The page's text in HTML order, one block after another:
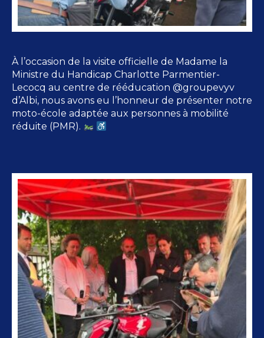
À l’occasion de la visite officielle de Madame la
Ministre du Handicap Charlotte Parmentier-
Lecocq au centre de rééducation @groupevyv
d’Albi, nous avons eu l’honneur de présenter notre
moto-école adaptée aux personnes à mobilité
réduite (PMR).